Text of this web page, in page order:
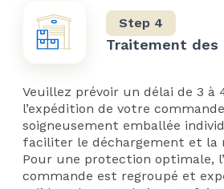
Traitement des
Veuillez prévoir un délai de 3 à
l’expédition de votre
soigneusement emballée
faciliter le déchargement et la
Pour une protection optimale,
commande est regroupé et